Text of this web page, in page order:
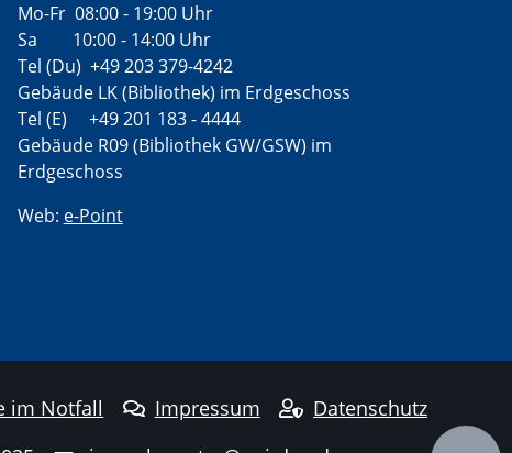
Mo-Fr 08:00 - 19:00 Uhr
Sa 10:00 - 14:00 Uhr
Tel (Du) +49 203 379-4242
Gebäude LK (Bibliothek) im Erdgeschoss
Tel (E) +49 201 183 - 4444
Gebäude R09 (Bibliothek GW/GSW) im
Erdgeschoss
Web: e-Point
im Notfall Impressum
Datenschutz